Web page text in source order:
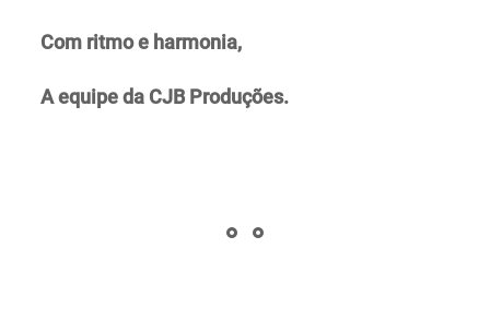
Com ritmo e harmonia,
A equipe da CJB Produções.